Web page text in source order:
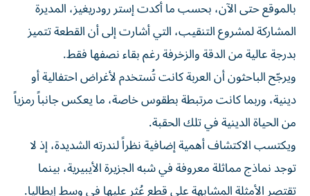
بالموقع حتى الآن، بحسب ما أكدت إستر رودريغيز، المديرة
المشاركة لمشروع التنقيب، التي أشارت إلى أن القطعة تتميز
بدرجة عالية من الدقة والزخرفة رغم بقاء نصفها فقط.
ويرجّح الباحثون أن العربة كانت تُستخدم لأغراض احتفالية أو
دينية، وربما كانت مرتبطة بطقوس خاصة، ما يعكس جانباً رمزياً
من الحياة الدينية في تلك الحقبة.
ويكتسب الاكتشاف أهمية إضافية نظراً لندرته الشديدة، إذ لا
توجد نماذج مماثلة معروفة في شبه الجزيرة الأيبيرية، بينما